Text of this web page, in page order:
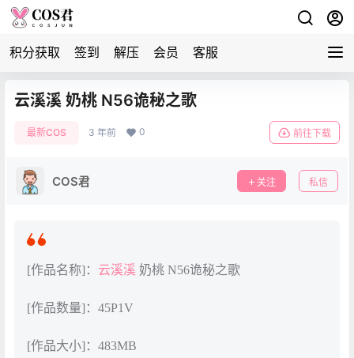
积分获取 签到 解压 会员 客服
云溪溪 奶桃 N56诡秘之歌
最新COS 3 年前 0 前往下载
COS君 关注 私信
[作品名称]： 云溪溪 奶桃 N56诡秘之歌
[作品数量]：45P1V
[作品大小]：483MB